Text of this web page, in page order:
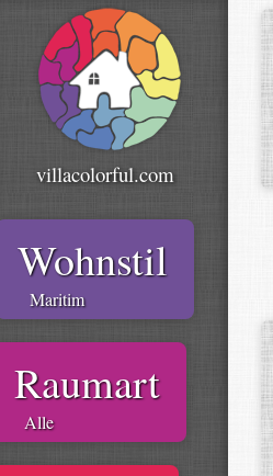
villacolorful.com
Wohnstil
Maritim
Raumart
Alle